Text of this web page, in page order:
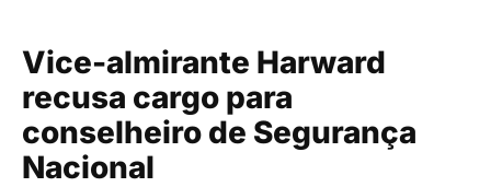
Vice-almirante Harward
recusa cargo para
conselheiro de Segurança
Nacional